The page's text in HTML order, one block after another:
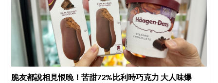
脆友都說相見恨晚！苦甜72%比利時巧克力 大人味爆